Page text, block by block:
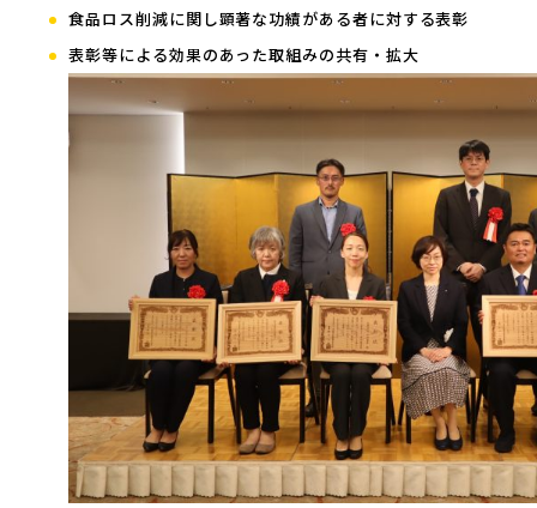
食品ロス削減に関し顕著な功績がある者に対する表彰
表彰等による効果のあった取組みの共有・拡大